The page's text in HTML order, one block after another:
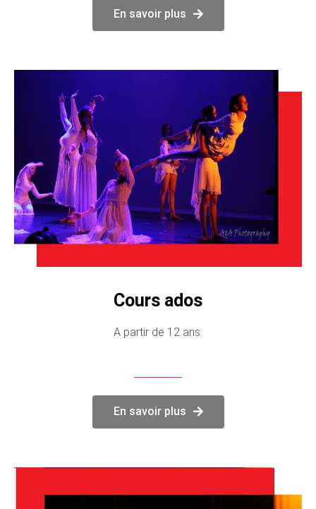
En savoir plus
Cours ados
A partir de 12 ans.
En savoir plus